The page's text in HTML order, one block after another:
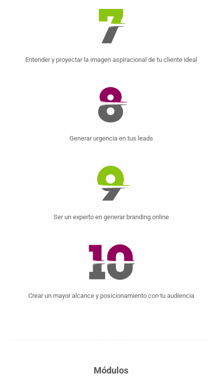
Entender y proyectar la imagen aspiracional de tu cliente ideal
Generar urgencia en tus leads
Ser un experto en generar branding online
Crear un mayor alcance y posicionamiento con tu audiencia
Módulos